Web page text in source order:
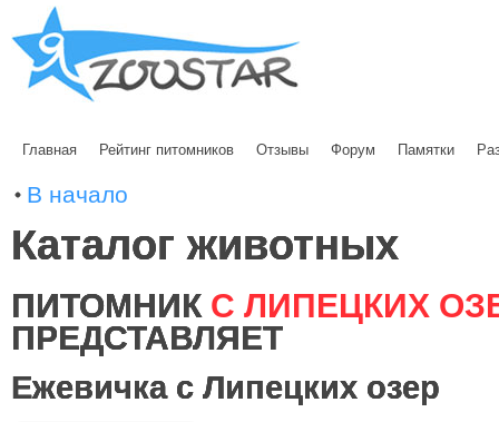
Главная Рейтинг питомников Отзывы Форум Памятки
В начало
Каталог животных
ПИТОМНИК С ЛИПЕЦКИХ
ПРЕДСТАВЛЯЕТ
Ежевичка с Липецких озер